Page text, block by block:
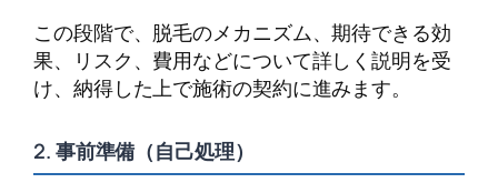
この段階で、脱毛のメカニズム、期待できる効
果、リスク、費用などについて詳しく説明を受
け、納得した上で施術の契約に進みます。
2. 事前準備（自己処理）